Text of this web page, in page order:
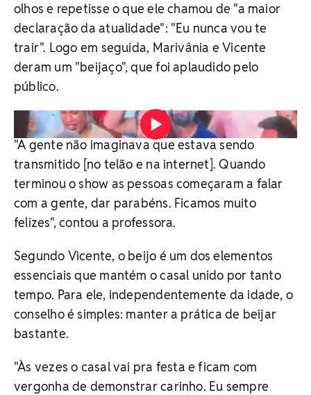
olhos e repetisse o que ele chamou de "a maior
declaração da atualidade": "Eu nunca vou te
trair". Logo em seguida, Marivânia e Vicente
deram um "beijaço", que foi aplaudido pelo
público.
Vídeo: Reprodução/Redes Sociais
"A gente não imaginava que estava sendo
transmitido [no telão e na internet]. Quando
terminou o show as pessoas começaram a falar
com a gente, dar parabéns. Ficamos muito
felizes", contou a professora.
Segundo Vicente, o beijo é um dos elementos
essenciais que mantém o casal unido por tanto
tempo. Para ele, independentemente da idade, o
conselho é simples: manter a prática de beijar
bastante.
"Às vezes o casal vai pra festa e ficam com
vergonha de demonstrar carinho. Eu sempre